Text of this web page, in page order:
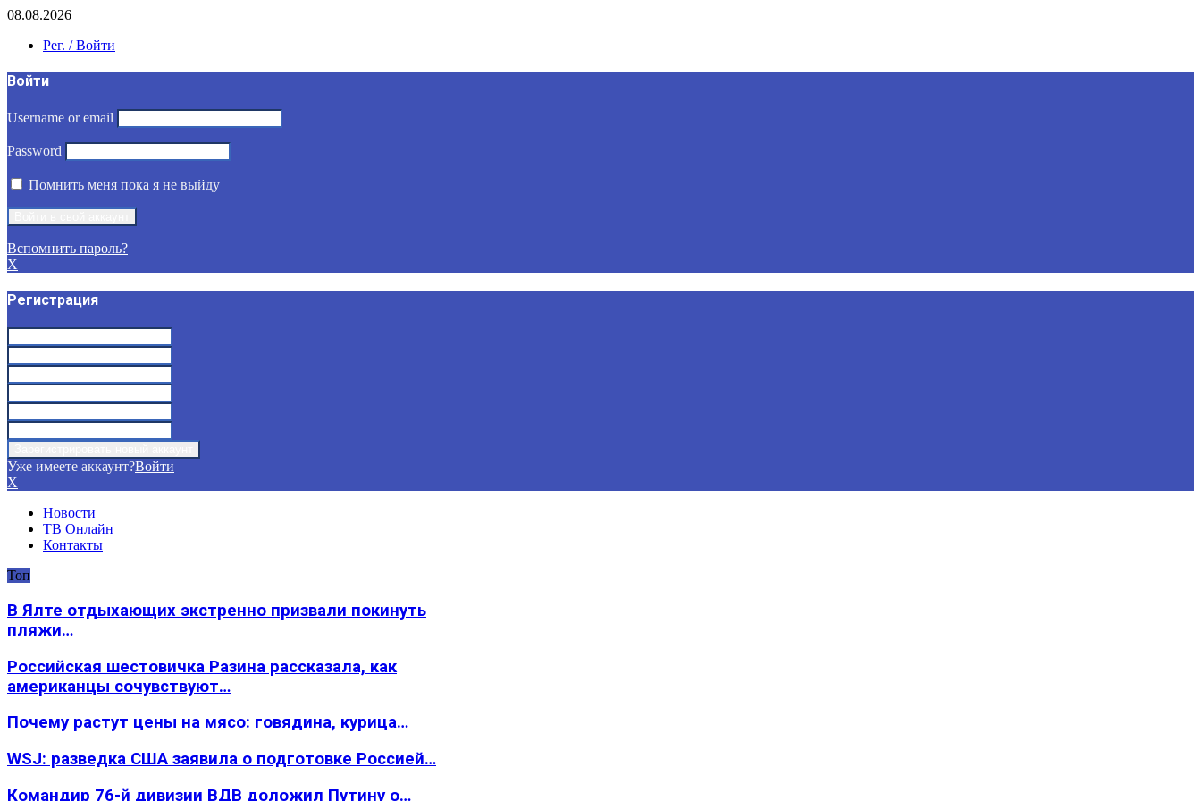
08.08.2026
Рег. / Войти
Войти
Username or email
Password
Помнить меня пока я не выйду
Вспомнить пароль?
X
Регистрация
Уже имеете аккаунт?Войти
X
Новости
ТВ Онлайн
Контакты
Топ
В Ялте отдыхающих экстренно призвали покинуть
пляжи…
Российская шестовичка Разина рассказала, как
американцы сочувствуют…
Почему растут цены на мясо: говядина, курица…
WSJ: разведка США заявила о подготовке Россией…
Командир 76-й дивизии ВДВ доложил Путину о…